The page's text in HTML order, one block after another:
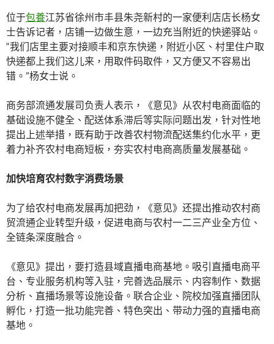
位于包養江苏省徐州市丰县朱尧新村的一家便利店店长杨女
士告诉记者，店铺一边做生意，一边充当附近的快递驿站。
“我们店里主要对接顺丰和京东快递，附近小区、村里住户取
快递都上我们这儿来，用取件码取件，又方便又不容易出
错。”杨女士说。
商务部流通发展司负责人表示，《意见》从农村电商面临的
基础设施不健全、配送体系滞后等实际问题出发，针对性地
提出上述举措，既有助于改善农村物流配送集约化水平，更
着力补齐农村电商短板，夯实农村电商高质量发展基础。
加快培育农村数字消费场景
为了给农村电商发展再加把劲，《意见》还提出推动农村商
贸流通企业转型升级，促进电商与农村一二三产业全方位、
全链条深度融合。
《意见》提出，要打造县域直播电商基地。吸引直播电商平
台、专业服务机构等入驻，完善选品展示、内容制作、数据
分析、直播场景等设施设备。联合企业、院校加强直播团队
孵化，打造一批功能完善、特色突出、带动力强的直播电商
基地。